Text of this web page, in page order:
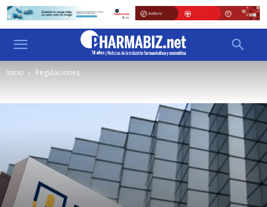
Inicio Regulaciones